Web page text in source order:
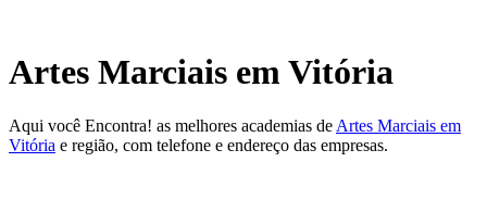
Artes Marciais em Vitória
Aqui você Encontra! as melhores academias de Artes Marciais em
Vitória e região, com telefone e endereço das empresas.